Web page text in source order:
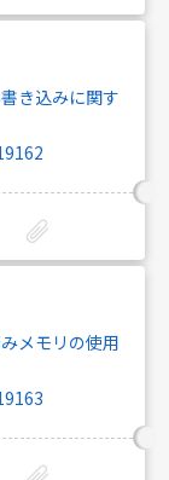
き込みに関す
メモリの使用